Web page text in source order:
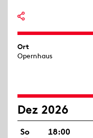
Ort
Opernhaus
Dez 2026
So
18:00